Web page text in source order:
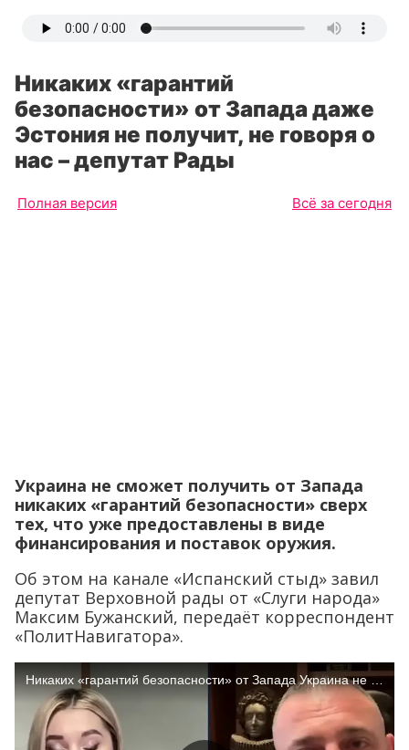
Никаких «гарантий
безопасности» от Запада даже
Эстония не получит, не говоря о
нас – депутат Рады
Полная версия Всё за сегодня
Украина не сможет получить от Запада
никаких «гарантий безопасности» сверх
тех, что уже предоставлены в виде
финансирования и поставок оружия.
Об этом на канале «Испанский стыд» завил
депутат Верховной рады от «Слуги народа»
Максим Бужанский, передаёт корреспондент
«ПолитНавигатора».